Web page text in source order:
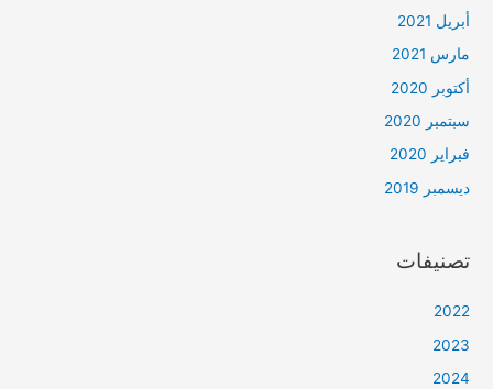
أبريل 2021
مارس 2021
أكتوبر 2020
سبتمبر 2020
فبراير 2020
ديسمبر 2019
تصنيفات
2022
2023
2024